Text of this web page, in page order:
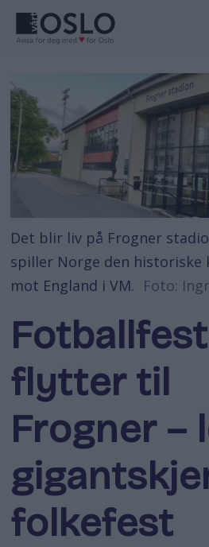
Det blir liv på Frogner
spiller Norge den historiske
mot England i VM. Foto:
flytter til
Frogner –
folkefest